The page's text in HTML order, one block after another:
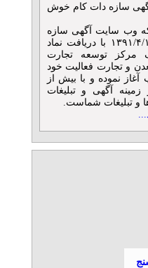
سازه دات کام خوش
که وب سایت آگهی سازه
به طور رسمی از تاریخ ۱۳۹۱/۴/۱۸ با دریافت نماد
مرکز توسعه تجارت
و تجارت فعالیت خود
نموده و با بیش از
زمینه آگهی و تبلیغات
و تبلیغات شماست.